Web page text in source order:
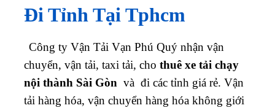
Đi Tỉnh Tại Tphcm
Công ty Vận Tải Vạn Phú Quý nhận vận
chuyển, vận tải, taxi tải, cho thuê xe tải chạy
nội thành Sài Gòn và đi các tỉnh giá rẻ. Vận
tải hàng hóa, vận chuyển hàng hóa không giới